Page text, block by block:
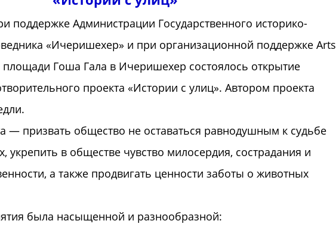
поддержке Администрации Государственного историко-
«Ичеришехер» и при организационной поддержке Arts
Гоша Гала в Ичеришехер состоялось открытие
проекта «Истории с улиц». Автором проекта
— призвать общество не оставаться равнодушным к судьбе
укрепить в обществе чувство милосердия, сострадания и
а также продвигать ценности заботы о животных
была насыщенной и разнообразной: